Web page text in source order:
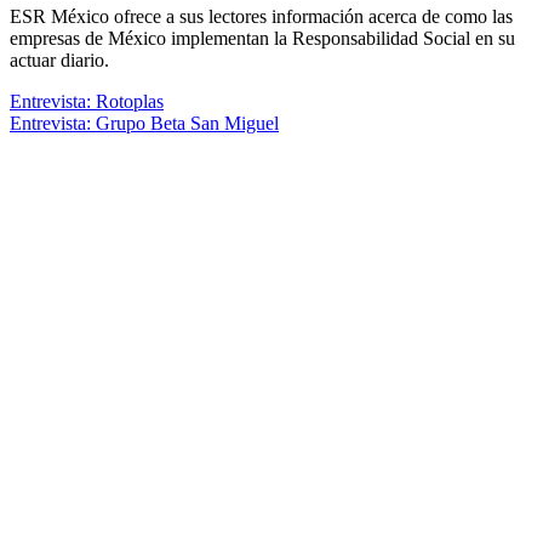
ESR México ofrece a sus lectores información acerca de como las
empresas de México implementan la Responsabilidad Social en su
actuar diario.
Entrevista: Rotoplas
Entrevista: Grupo Beta San Miguel